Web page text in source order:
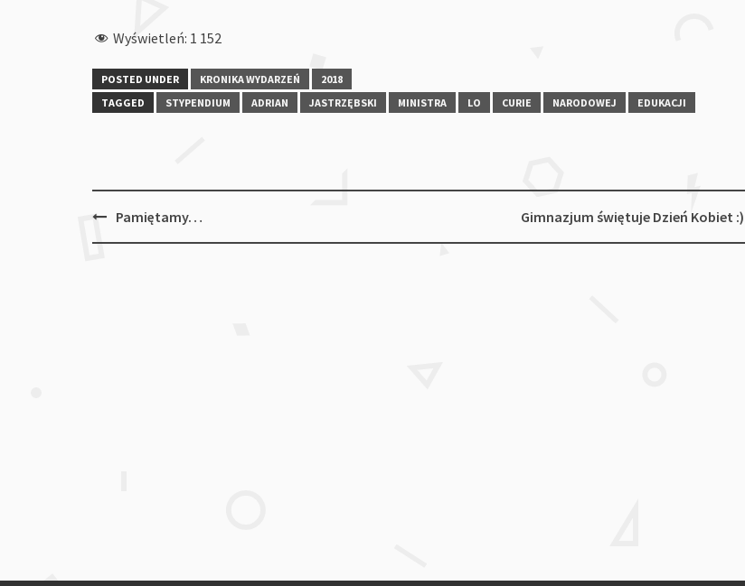
Wyświetleń: 1 152
POSTED UNDER KRONIKA WYDARZEŃ
2018
TAGGED
STYPENDIUM ADRIAN JASTRZĘBSKI MINISTRA LO CURIE NARODOWEJ EDUKACJI
PostPamiętamy… Gimnazjum świętuje Dzień Kobiet :)